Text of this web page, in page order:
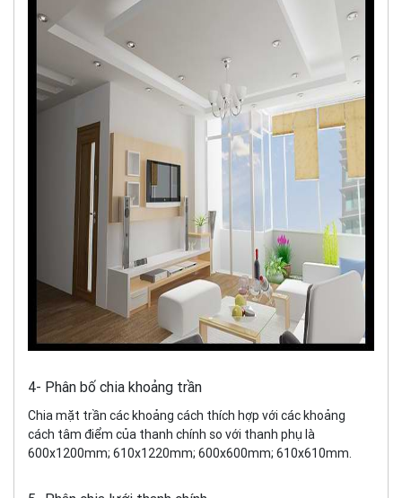
4- Phân bố chia khoảng trần
Chia mặt trần các khoảng cách thích hợp với các khoảng
cách tâm điểm của thanh chính so với thanh phụ là
600x1200mm; 610x1220mm; 600x600mm; 610x610mm.